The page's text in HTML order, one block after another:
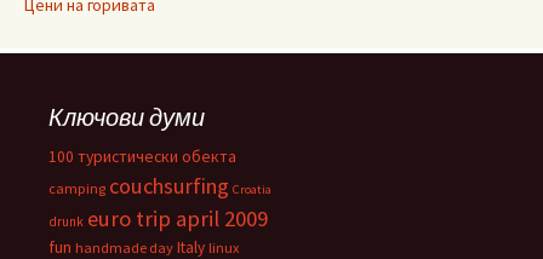
Цени на горивата
Ключови думи
100 туристически обекта
camping couchsurfing Croatia
drunk euro trip april 2009
fun handmade day Italy linux